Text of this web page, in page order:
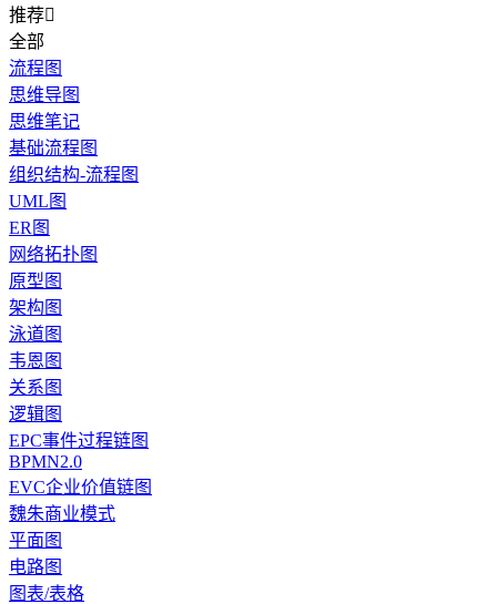
推荐
全部
流程图
思维导图
思维笔记
基础流程图
组织结构-流程图
UML图
ER图
网络拓扑图
原型图
架构图
泳道图
韦恩图
关系图
逻辑图
EPC事件过程链图
BPMN2.0
EVC企业价值链图
魏朱商业模式
平面图
电路图
图表/表格